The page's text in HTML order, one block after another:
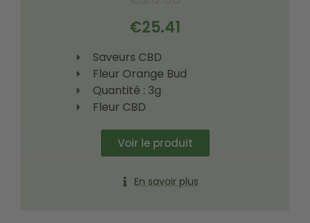
€25.41
Saveurs CBD
Fleur Orange Bud
Quantité : 3g
Fleur CBD
Voir le produit
En savoir plus